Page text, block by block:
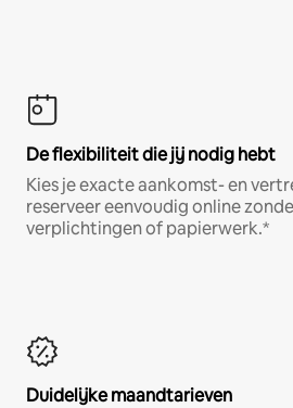
De flexibiliteit die jij nodig hebt
Kies je exacte aankomst- en
reserveer eenvoudig online
verplichtingen of papierwerk.*
Duidelijke maandtarieven